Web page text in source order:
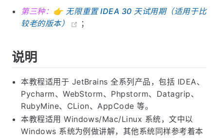
第三种：👉 无限重置 IDEA 30 天试用期（适用于比
较老的版本）
；
说明
本教程适用于 JetBrains 全系列产品，包括 IDEA、
Pycharm、WebStorm、Phpstorm、Datagrip、
RubyMine、CLion、AppCode 等。
本教程适用 Windows/Mac/Linux 系统，文中以
Windows 系统为例做讲解，其他系统同样参考着本